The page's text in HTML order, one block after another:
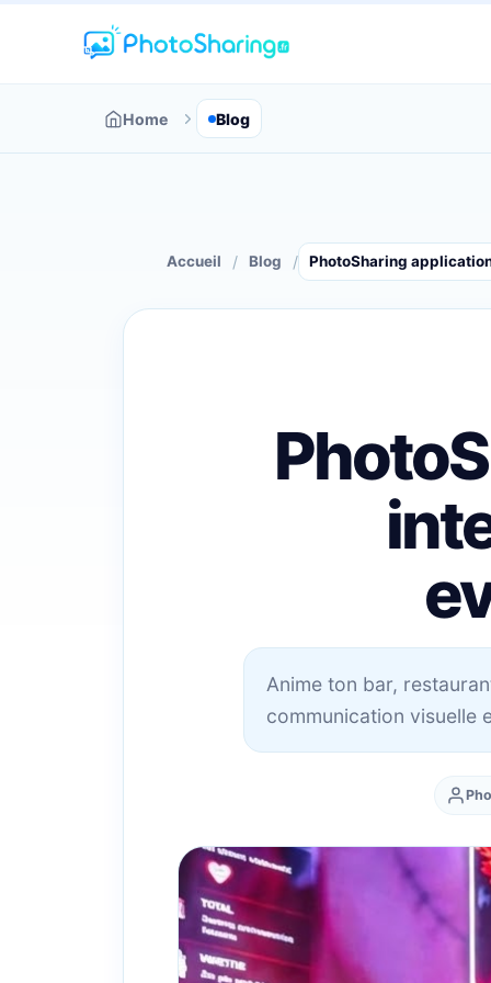
Home Blog
Accueil / Blog / PhotoSharing
Anime ton bar,
communication visuelle